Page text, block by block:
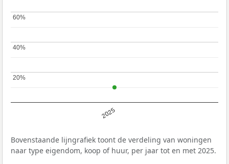
2025
20%
20%
40%
40%
60%
60%
Bovenstaande lijngrafiek toont de verdeling van woningen
naar type eigendom, koop of huur, per jaar tot en met 2025.